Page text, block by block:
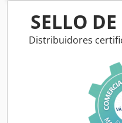
SELLO
Distribuidores